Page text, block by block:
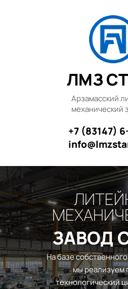
ЛМЗ
Арзамасский
механический
+7 (83147)
На базе
мы реализуем
технологический
ЗАВОД